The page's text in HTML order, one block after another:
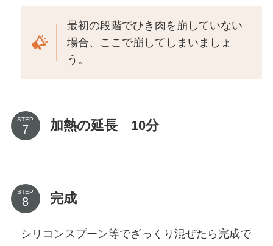
最初の段階でひき肉を崩していない
場合、ここで崩してしまいましょ
う。
STEP 加熱の延長 10分
STEP 完成
シリコンスプーン等でざっくり混ぜたら完成で